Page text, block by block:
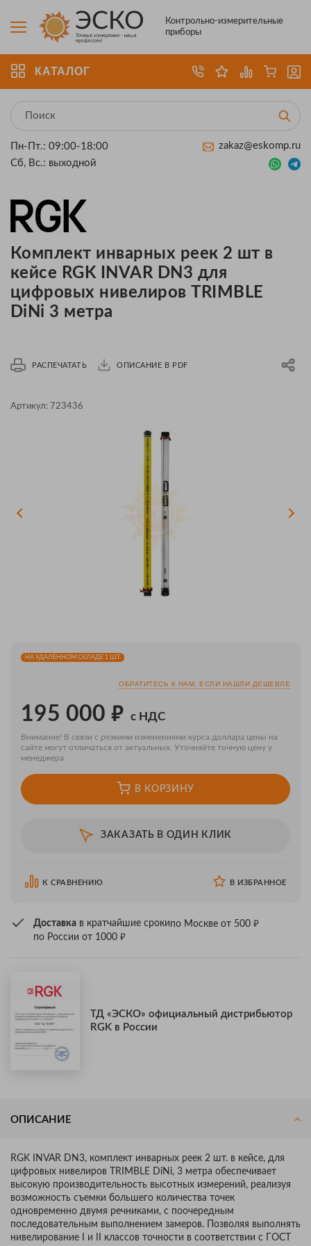
Контрольно-измерительные
приборы
КАТАЛОГ
Пн-Пт.: 09:00-18:00
Сб, Вс.: выходной
zakaz@eskomp.ru
Комплект инварных реек 2 шт в
кейсе RGK INVAR DN3 для
цифровых нивелиров TRIMBLE
DiNi 3 метра
РАСПЕЧАТАТЬ ОПИСАНИЕ В PDF
Артикул: 723436
НА УДАЛЁННОМ СКЛАДЕ 1 ШТ.
ОБРАТИТЕСЬ К НАМ, ЕСЛИ НАШЛИ ДЕШЕВЛЕ
195 000 ₽ с НДС
Внимание! В связи с резкими изменениями курса доллара цены на
сайте могут отличаться от актуальных. Уточняйте точную цену у
менеджера
В КОРЗИНУ
ЗАКАЗАТЬ В ОДИН КЛИК
К СРАВНЕНИЮ В ИЗБРАННОЕ
Доставка в кратчайшие срокипо Москве от 500 ₽
по России от 1000 ₽
ТД «ЭСКО» официальный дистрибьютор
RGK в России
ОПИСАНИЕ
RGK INVAR DN3, комплект инварных реек 2 шт. в кейсе, для
цифровых нивелиров TRIMBLE DiNi, 3 метра обеспечивает
высокую производительность высотных измерений, реализуя
возможность съемки большего количества точек
одновременно двумя речниками, с поочередным
последовательным выполнением замеров. Позволяя выполнять
нивелирование I и II классов точности в соответствии с ГОСТ